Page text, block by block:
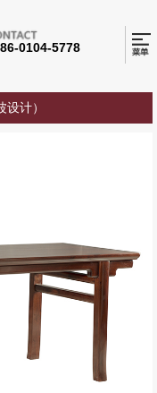
0104-5778
计）